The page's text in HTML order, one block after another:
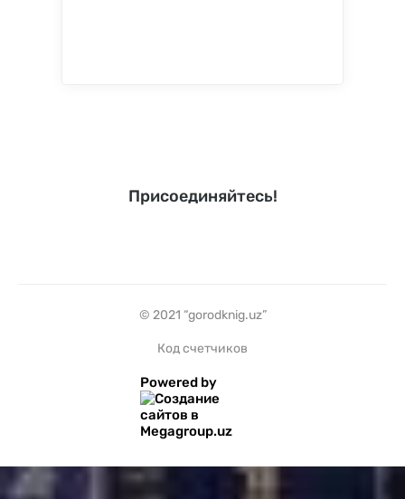
Присоединяйтесь!
© 2021 “gorodknig.uz”
Код счетчиков
Powered by